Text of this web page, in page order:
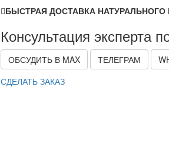
БЫСТРАЯ ДОСТАВКА
Консультация эксперта
ОБСУДИТЬ В MAX ТЕЛЕГРАМ
СДЕЛАТЬ ЗАКАЗ